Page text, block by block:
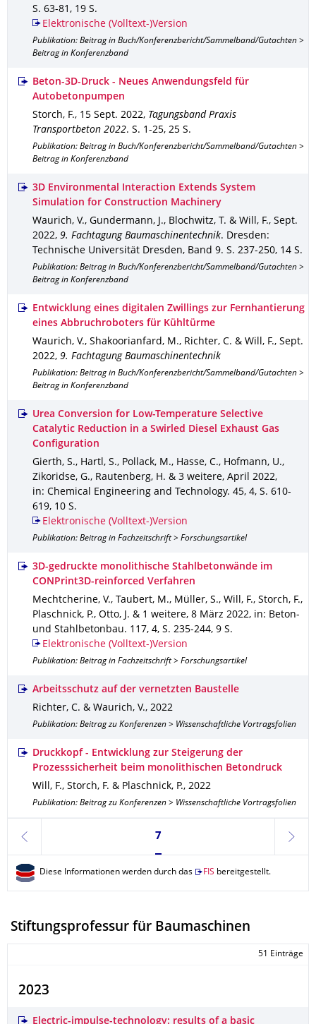
S. 63-81 , 19 S.
Elektronische (Volltext-)Version
Publikation: Beitrag in Buch/Konferenzbericht/Sammelband/Gutachten >
Beitrag in Konferenzband
Beton-3D-Druck - Neues Anwendungsfeld für
Autobetonpumpen
Storch, F., 15 Sept. 2022, Tagungsband Praxis
Transportbeton 2022. S. 1-25, 25 S.
Publikation: Beitrag in Buch/Konferenzbericht/Sammelband/Gutachten >
Beitrag in Konferenzband
3D Environmental Interaction Extends System
Simulation for Construction Machinery
Waurich, V., Gundermann, J., Blochwitz, T. & Will, F., Sept.
2022, 9. Fachtagung Baumaschinentechnik. Dresden:
Technische Universität Dresden, Band 9. S. 237-250, 14 S.
Publikation: Beitrag in Buch/Konferenzbericht/Sammelband/Gutachten >
Beitrag in Konferenzband
Entwicklung eines digitalen Zwillings zur Fernhantierung
eines Abbruchroboters für Kühltürme
Waurich, V., Shakoorianfard, M., Richter, C. & Will, F., Sept.
2022, 9. Fachtagung Baumaschinentechnik
Publikation: Beitrag in Buch/Konferenzbericht/Sammelband/Gutachten >
Beitrag in Konferenzband
Urea Conversion for Low-Temperature Selective
Catalytic Reduction in a Swirled Diesel Exhaust Gas
Configuration
Gierth, S., Hartl, S., Pollack, M., Hasse, C., Hofmann, U.,
Zikoridse, G., Rautenberg, H. & 3 weitere, April 2022,
in: Chemical Engineering and Technology. 45, 4, S. 610-
619, 10 S.
Elektronische (Volltext-)Version
Publikation: Beitrag in Fachzeitschrift > Forschungsartikel
3D-gedruckte monolithische Stahlbetonwände im
CONPrint3D-reinforced Verfahren
Mechtcherine, V., Taubert, M., Müller, S., Will, F., Storch, F.,
Plaschnick, P., Otto, J. & 1 weitere, 8 März 2022, in: Beton-
und Stahlbetonbau. 117, 4, S. 235-244, 9 S.
Elektronische (Volltext-)Version
Publikation: Beitrag in Fachzeitschrift > Forschungsartikel
Arbeitsschutz auf der vernetzten Baustelle
Richter, C. & Waurich, V., 2022
Publikation: Beitrag zu Konferenzen > Wissenschaftliche Vortragsfolien
Druckkopf - Entwicklung zur Steigerung der
Prozesssicherheit beim monolithischen Betondruck
Will, F., Storch, F. & Plaschnick, P., 2022
Publikation: Beitrag zu Konferenzen > Wissenschaftliche Vortragsfolien
zurück
Seite 7, aktuell ausgewählt
7
weiter
Diese Informationen werden durch das FIS bereitgestellt.
Stiftungsprofessur für Baumaschinen
51 Einträge
2023
Electric-impulse-technology: results of a basic